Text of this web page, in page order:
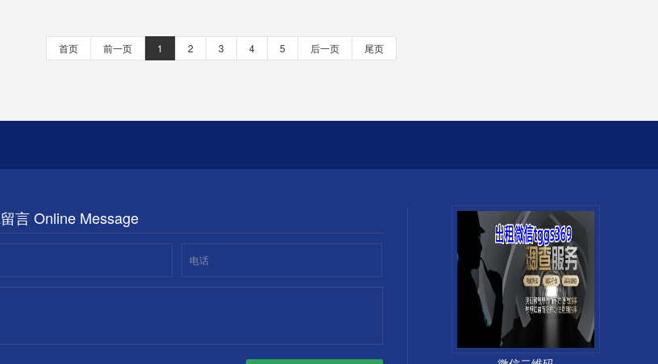
首页 前一页 1 2 3 4 5 后一页 尾页
言 Online Message
电话